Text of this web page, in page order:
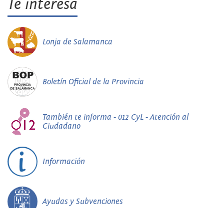
Te interesa
Lonja de Salamanca
Boletín Oficial de la Provincia
También te informa - 012 CyL - Atención al
Ciudadano
Información
Ayudas y Subvenciones